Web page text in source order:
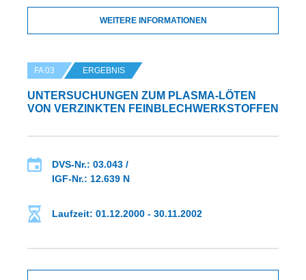
WEITERE INFORMATIONEN
FA 03 ERGEBNIS
UNTERSUCHUNGEN ZUM PLASMA-LÖTEN
VON VERZINKTEN FEINBLECHWERKSTOFFEN
DVS-Nr.: 03.043 /
IGF-Nr.: 12.639 N
Laufzeit: 01.12.2000 - 30.11.2002